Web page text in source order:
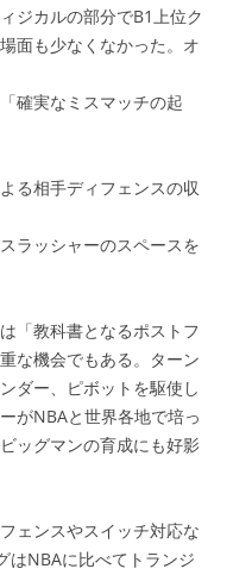
ジカルの部分でB1上位ク
面も少なくなかった。オ
確実なミスマッチの起
る相手ディフェンスの収
ラッシャーのスペースを
「教科書となるポストフ
な機会でもある。ターン
ダー、ピボットを駆使し
がNBAと世界各地で培っ
ッグマンの育成にも好影
ェンスやスイッチ対応な
はNBAに比べてトランジ